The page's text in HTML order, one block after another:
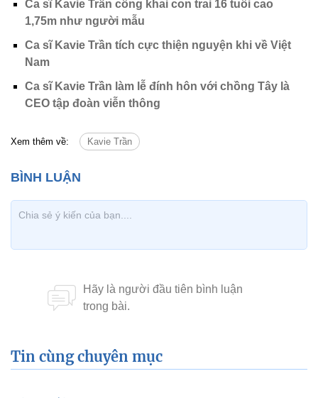
Ca sĩ Kavie Trần công khai con trai 16 tuổi cao
1,75m như người mẫu
Ca sĩ Kavie Trần tích cực thiện nguyện khi về Việt
Nam
Ca sĩ Kavie Trần làm lễ đính hôn với chồng Tây là
CEO tập đoàn viễn thông
Xem thêm về: Kavie Trần
Tin cùng chuyên mục